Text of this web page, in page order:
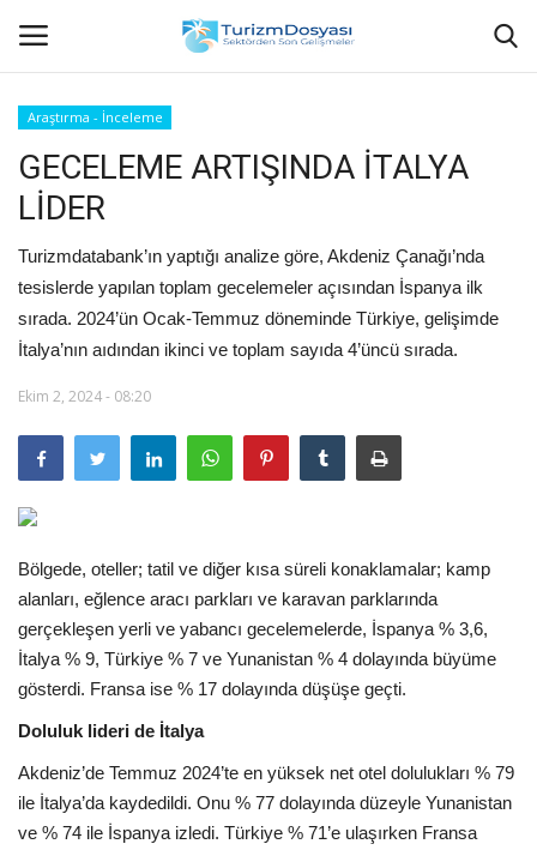
Anasayfa
Bize Ulaşın
Künye
Halil ÖNCÜ kimdir?
KVKK Aydınlatma Metni
Haberler
Görüntülü
Araştırma - İnceleme
Lezzet Durakları
Gezi - Yorum
Sizlerden Gelenler
Araştırma - İnceleme
GECELEME ARTIŞINDA İTALYA
LİDER
Turizmdatabank’ın yaptığı analize göre, Akdeniz Çanağı’nda
tesislerde yapılan toplam gecelemeler açısından İspanya ilk
sırada. 2024’ün Ocak-Temmuz döneminde Türkiye, gelişimde
İtalya’nın aıdından ikinci ve toplam sayıda 4’üncü sırada.
Ekim 2, 2024 - 08:20
Bölgede, oteller; tatil ve diğer kısa süreli konaklamalar; kamp
alanları, eğlence aracı parkları ve karavan parklarında
gerçekleşen yerli ve yabancı gecelemelerde, İspanya % 3,6,
İtalya % 9, Türkiye % 7 ve Yunanistan % 4 dolayında büyüme
gösterdi. Fransa ise % 17 dolayında düşüşe geçti.
Doluluk lideri de İtalya
Akdeniz’de Temmuz 2024’te en yüksek net otel dolulukları % 79
ile İtalya’da kaydedildi. Onu % 77 dolayında düzeyle Yunanistan
ve % 74 ile İspanya izledi. Türkiye % 71’e ulaşırken Fransa